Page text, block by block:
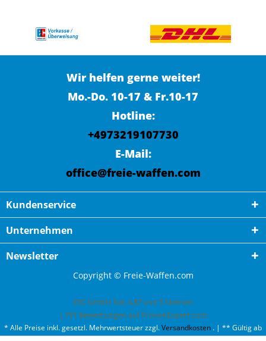
Wir helfen gerne weiter!
Mo.-Do. 10-17 & Fr.10-17
Hotline:
+4973219107730
E-Mail:
office@freie-waffen.com
Kundenservice
Unternehmen
Newsletter
Copyright © Freie-Waffen.com
ESC GmbH hat 4,87von 5Sternen
| 791 Bewertungen auf ProvenExpert.com
* Alle Preise inkl. gesetzl. Mehrwertsteuer zzgl.Versandkosten . | ** Gültig ab